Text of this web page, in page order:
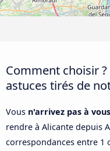
Comment choisir
astuces tirés de
Vous n'arrivez pas à
rendre à Alicante depuis
correspondances entre 1